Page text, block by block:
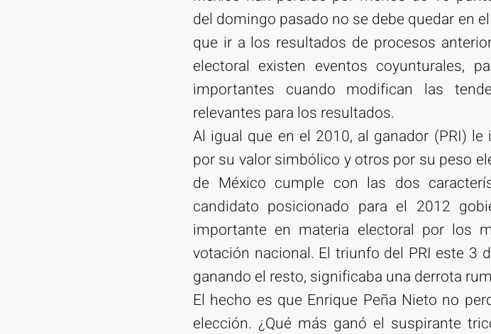
del domingo pasado no se debe quedar en
que ir a los resultados de procesos
electoral existen eventos coyunturales,
importantes cuando modifican las
relevantes para los resultados.
Al igual que en el 2010, al ganador (PRI)
por su valor simbólico y otros por su peso
de México cumple con las dos
candidato posicionado para el 2012
importante en materia electoral por los
votación nacional. El triunfo del PRI este 3
ganando el resto, significaba una derrota
El hecho es que Enrique Peña Nieto no
elección. ¿Qué más ganó el suspirante